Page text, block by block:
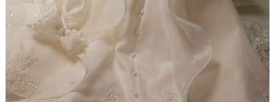
【ドレスリメイク】ピンクフリルのベビードレス
【ドレスリメイク】豪華レースのベビードレス＆お
くるみ
【ドレスリメイク】3世代をつなぐベビードレス